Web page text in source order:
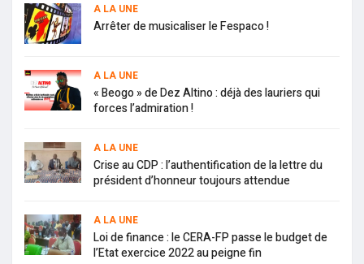
A LA UNE
Arrêter de musicaliser le Fespaco !
A LA UNE
« Beogo » de Dez Altino : déjà des lauriers qui
forces l’admiration !
A LA UNE
Crise au CDP : l’authentification de la lettre du
président d’honneur toujours attendue
A LA UNE
Loi de finance : le CERA-FP passe le budget de
l’Etat exercice 2022 au peigne fin